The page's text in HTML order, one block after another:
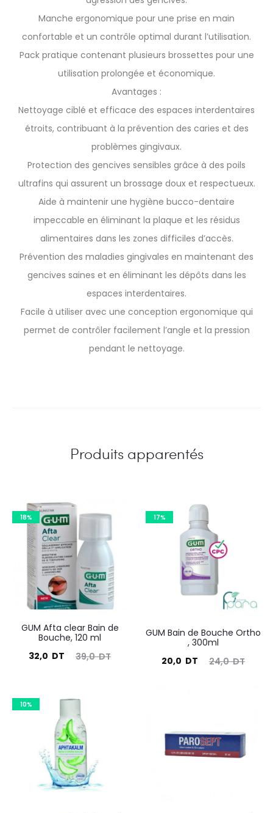
Manche ergonomique pour une prise en main
confortable et un contrôle optimal durant l’utilisation.
Pack pratique contenant plusieurs brossettes pour une
utilisation prolongée et économique.
Avantages :
Nettoyage ciblé et efficace des espaces interdentaires
étroits, contribuant à la prévention des caries et des
problèmes gingivaux.
Protection des gencives sensibles grâce à des poils
ultrafins qui assurent un brossage doux et respectueux.
Aide à maintenir une hygiène bucco-dentaire
impeccable en éliminant la plaque et les résidus
alimentaires dans les zones difficiles d’accès.
Prévention des maladies gingivales en maintenant des
gencives saines et en éliminant les dépôts dans les
espaces interdentaires.
Facile à utiliser avec une conception ergonomique qui
permet de contrôler facilement l’angle et la pression
pendant le nettoyage.
Produits apparentés
18%
GUM Afta clear Bain de
Bouche, 120 ml
39,0DT
Le
était :
39,0
DT.
32,0 DT
est :
17%
GUM Bain de Bouche Ortho
, 300ml
24,0DT
Le
24,0
DT.
20,0 DT
10%